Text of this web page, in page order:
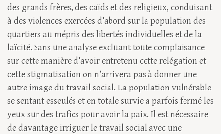
des grands frères, des caïds et des religieux, conduisant
à des violences exercées d’abord sur la population des
quartiers au mépris des libertés individuelles et de la
laïcité. Sans une analyse excluant toute complaisance
sur cette manière d’avoir entretenu cette relégation et
cette stigmatisation on n’arrivera pas à donner une
autre image du travail social. La population vulnérable
se sentant esseulés et en totale survie a parfois fermé les
yeux sur des trafics pour avoir la paix. Il est nécessaire
de davantage irriguer le travail social avec une